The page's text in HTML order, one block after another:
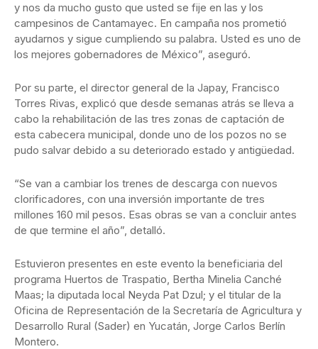
y nos da mucho gusto que usted se fije en las y los
campesinos de Cantamayec. En campaña nos prometió
ayudarnos y sigue cumpliendo su palabra. Usted es uno de
los mejores gobernadores de México”, aseguró.
Por su parte, el director general de la Japay, Francisco
Torres Rivas, explicó que desde semanas atrás se lleva a
cabo la rehabilitación de las tres zonas de captación de
esta cabecera municipal, donde uno de los pozos no se
pudo salvar debido a su deteriorado estado y antigüedad.
“Se van a cambiar los trenes de descarga con nuevos
clorificadores, con una inversión importante de tres
millones 160 mil pesos. Esas obras se van a concluir antes
de que termine el año”, detalló.
Estuvieron presentes en este evento la beneficiaria del
programa Huertos de Traspatio, Bertha Minelia Canché
Maas; la diputada local Neyda Pat Dzul; y el titular de la
Oficina de Representación de la Secretaría de Agricultura y
Desarrollo Rural (Sader) en Yucatán, Jorge Carlos Berlín
Montero.